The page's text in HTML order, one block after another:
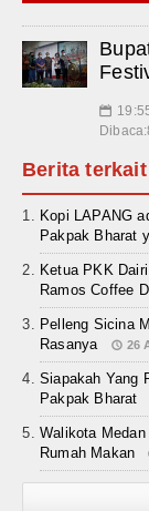
📅
Berita
Kopi LAPANG
Pakpak Bharat
Ketua PKK
Ramos Coffee
Pelleng Sicina
Rasanya
26
Siapakah Yang
Pakpak Bharat
Walikota
Rumah Makan